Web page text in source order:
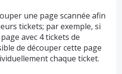
une page scannée afin
tickets; par exemple, si
avec 4 tickets de
de découper cette page
chaque ticket.